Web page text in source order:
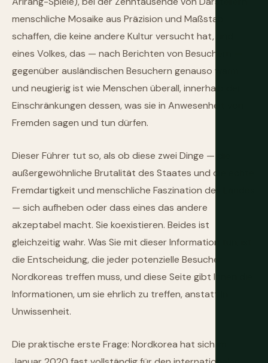
menschliche Mosaike aus Präzision und Maßstab
schaffen, die keine andere Kultur versucht hat, und
eines Volkes, das — nach Berichten von Besuchern —
gegenüber ausländischen Besuchern genauso warm
und neugierig ist wie Menschen überall, innerhalb der
Einschränkungen dessen, was sie in Anwesenheit von
Fremden sagen und tun dürfen.
Dieser Führer tut so, als ob diese zwei Dinge — die
außergewöhnliche Brutalität des Staates und die echte
Fremdartigkeit und menschliche Faszination des Landes
— sich aufheben oder dass eines das andere
akzeptabel macht. Sie koexistieren. Beides ist
gleichzeitig wahr. Was Sie mit dieser Information tun, ist
die Entscheidung, die jeder potenzielle Besucher
Nordkoreas treffen muss, und diese Seite gibt Ihnen die
Informationen, um sie ehrlich zu treffen, anstatt in
Unwissenheit.
Die praktische erste Frage: Nordkorea hat sich im